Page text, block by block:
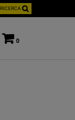
RICERCA
0